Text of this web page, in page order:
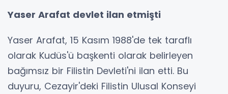
Yaser Arafat devlet ilan etmişti
Yaser Arafat, 15 Kasım 1988'de tek taraflı
olarak Kudüs'ü başkenti olarak belirleyen
bağımsız bir Filistin Devleti'ni ilan etti. Bu
duyuru, Cezayir'deki Filistin Ulusal Konseyi